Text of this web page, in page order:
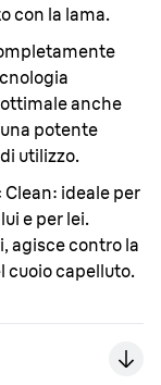
con la lama.
anche
potente
utilizzo.
Clean: ideale per
e per lei.
agisce contro la
cuoio capelluto.